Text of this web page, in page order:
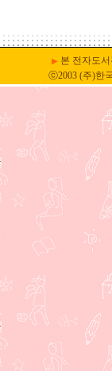
▶ 본 전자도
ⓒ2003 (주)한